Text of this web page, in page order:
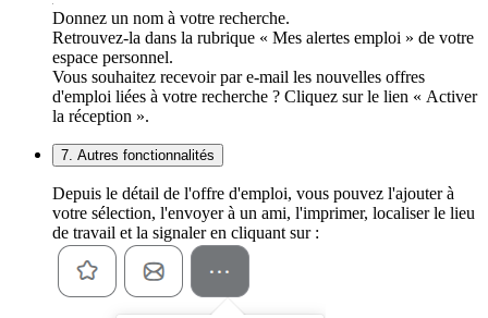
Donnez un nom à votre recherche.
Retrouvez-la dans la rubrique « Mes alertes emploi » de votre
espace personnel.
Vous souhaitez recevoir par e-mail les nouvelles offres
d'emploi liées à votre recherche ? Cliquez sur le lien « Activer
la réception ».
7. Autres fonctionnalités
Depuis le détail de l'offre d'emploi, vous pouvez l'ajouter à
votre sélection, l'envoyer à un ami, l'imprimer, localiser le lieu
de travail et la signaler en cliquant sur :